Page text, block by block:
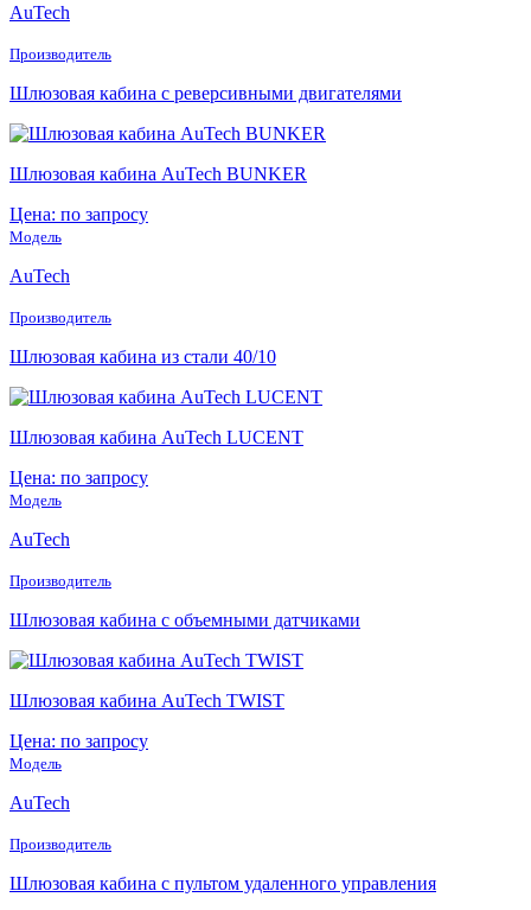
AuTech
Производитель
Шлюзовая кабина с реверсивными двигателями
Шлюзовая кабина AuTech BUNKER
Цена: по запросу
Модель
AuTech
Производитель
Шлюзовая кабина из стали 40/10
Шлюзовая кабина AuTech LUCENT
Цена: по запросу
Модель
AuTech
Производитель
Шлюзовая кабина с объемными датчиками
Шлюзовая кабина AuTech TWIST
Цена: по запросу
Модель
AuTech
Производитель
Шлюзовая кабина с пультом удаленного управления